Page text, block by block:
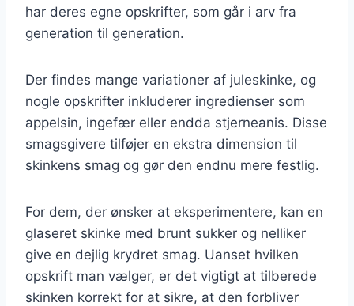
har deres egne opskrifter, som går i arv fra
generation til generation.
Der findes mange variationer af juleskinke, og
nogle opskrifter inkluderer ingredienser som
appelsin, ingefær eller endda stjerneanis. Disse
smagsgivere tilføjer en ekstra dimension til
skinkens smag og gør den endnu mere festlig.
For dem, der ønsker at eksperimentere, kan en
glaseret skinke med brunt sukker og nelliker
give en dejlig krydret smag. Uanset hvilken
opskrift man vælger, er det vigtigt at tilberede
skinken korrekt for at sikre, at den forbliver